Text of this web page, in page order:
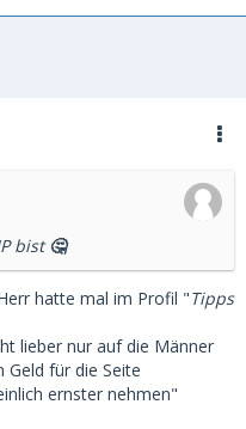
bist🤔
hatte mal im Profil "Tipps
lieber nur auf die Männer
Geld für die Seite
ernster nehmen"